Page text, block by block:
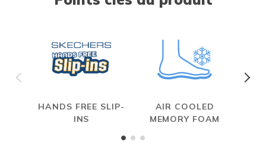
HANDS FREE SLIP-
INS
AIR COOLED
MEMORY FOAM